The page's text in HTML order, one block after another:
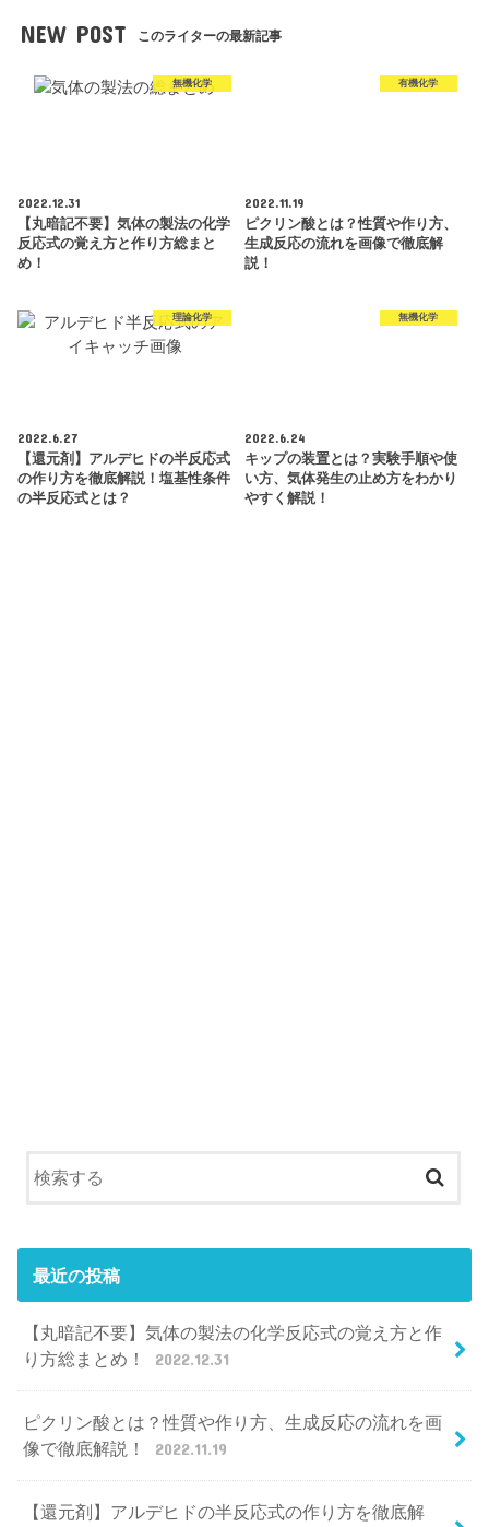
NEW POST このライターの最新記事
無機化学
2022.12.31
【丸暗記不要】気体の製法の化学
反応式の覚え方と作り方総まと
め！
有機化学
2022.11.19
ピクリン酸とは？性質や作り方、
生成反応の流れを画像で徹底解
説！
理論化学
2022.6.27
【還元剤】アルデヒドの半反応式
の作り方を徹底解説！塩基性条件
の半反応式とは？
無機化学
2022.6.24
キップの装置とは？実験手順や使
い方、気体発生の止め方をわかり
やすく解説！
最近の投稿
【丸暗記不要】気体の製法の化学反応式の覚え方と作
り方総まとめ！
2022.12.31
ピクリン酸とは？性質や作り方、生成反応の流れを画
像で徹底解説！
2022.11.19
【還元剤】アルデヒドの半反応式の作り方を徹底解